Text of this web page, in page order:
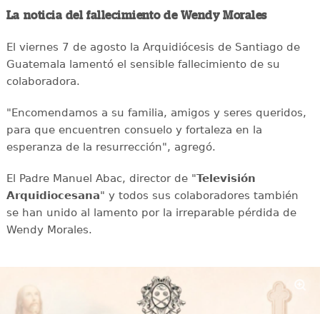
La noticia del fallecimiento de Wendy Morales
El viernes 7 de agosto la Arquidiócesis de Santiago de
Guatemala lamentó el sensible fallecimiento de su
colaboradora.
"Encomendamos a su familia, amigos y seres queridos,
para que encuentren consuelo y fortaleza en la
esperanza de la resurrección", agregó.
El Padre Manuel Abac, director de "Televisión
Arquidiocesana" y todos sus colaboradores también
se han unido al lamento por la irreparable pérdida de
Wendy Morales.